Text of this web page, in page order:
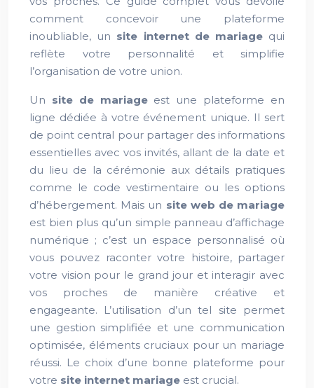
comment concevoir une plateforme
inoubliable, un site internet de mariage qui
reflète votre personnalité et simplifie
l’organisation de votre union.
Un site de mariage est une plateforme en
ligne dédiée à votre événement unique. Il sert
de point central pour partager des informations
essentielles avec vos invités, allant de la date et
du lieu de la cérémonie aux détails pratiques
comme le code vestimentaire ou les options
d’hébergement. Mais un site web de mariage
est bien plus qu’un simple panneau d’affichage
numérique ; c’est un espace personnalisé où
vous pouvez raconter votre histoire, partager
votre vision pour le grand jour et interagir avec
vos proches de manière créative et
engageante. L’utilisation d’un tel site permet
une gestion simplifiée et une communication
optimisée, éléments cruciaux pour un mariage
réussi. Le choix d’une bonne plateforme pour
votre site internet mariage est crucial.